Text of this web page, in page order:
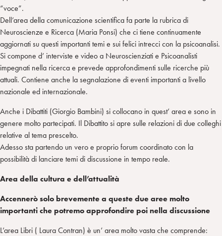
“voce”.
Dell’area della comunicazione scientifica fa parte la rubrica di
Neuroscienze e Ricerca (Maria Ponsi) che ci tiene continuamente
aggiornati su questi importanti temi e sui felici intrecci con la psicoanalisi.
Si compone d’ interviste e video a Neuroscienziati e Psicoanalisti
impegnati nella ricerca e prevede approfondimenti sulle ricerche più
attuali. Contiene anche la segnalazione di eventi importanti a livello
nazionale ed internazionale.
Anche i Dibattiti (Giorgio Bambini) si collocano in quest’ area e sono in
genere molto partecipati. Il Dibattito si apre sulle relazioni di due colleghi
relative al tema prescelto.
Adesso sta partendo un vero e proprio forum coordinato con la
possibilità di lanciare temi di discussione in tempo reale.
Area della cultura e dell’attualità
Accennerò solo brevemente a queste due aree molto
importanti che potremo approfondire poi nella discussione
L’area Libri ( Laura Contran) è un’ area molto vasta che comprende: